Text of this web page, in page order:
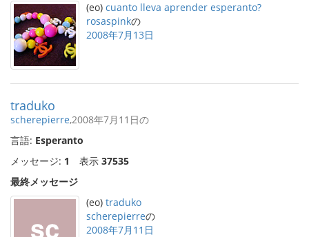
(eo) cuanto lleva aprender esperanto?
rosaspinkの
2008年7月13日
traduko
scherepierre,2008年7月11日の
言語: Esperanto
メッセージ: 1 表示 37535
最終メッセージ
(eo) traduko
scherepierreの
2008年7月11日